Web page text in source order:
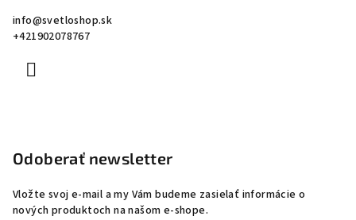
info@svetloshop.sk
+421902078767
Odoberať newsletter
Vložte svoj e-mail a my Vám budeme zasielať informácie o
nových produktoch na našom e-shope.